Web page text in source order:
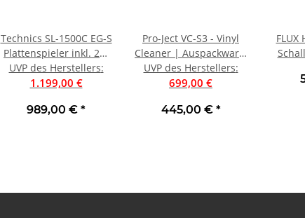
Technics SL-1500C EG-S
Plattenspieler inkl. 2M
red Silber | Neu
UVP des Herstellers:
1.199,00 €
989,00 € *
Pro-Ject VC-S3 - Vinyl
Cleaner | Auspackware,
wie neu
UVP des Herstellers:
699,00 €
445,00 € *
FLUX